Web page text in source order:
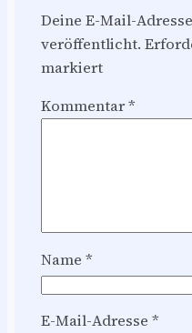
Deine E-Mail-
veröffentlicht.
markiert
Kommentar*
Name *
E-Mail-Adresse *